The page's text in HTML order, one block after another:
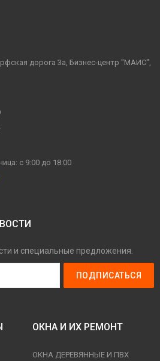
дорога 3а, Бизнес-центр "МАИС",
с 9:00 до 18:00
и специальные предложения.
ОКНА И ИХ РЕМОНТ
ОКНА ДЕРЕВЯННЫЕ И ПВХ